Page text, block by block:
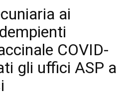
ai
COVID-
gli uffici ASP a